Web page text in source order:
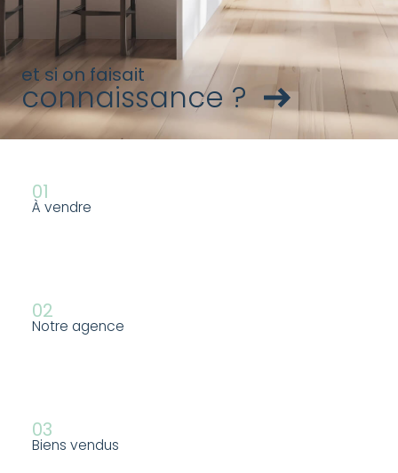
et si on faisait
connaissance ?
01
À vendre
02
Notre agence
03
Biens vendus